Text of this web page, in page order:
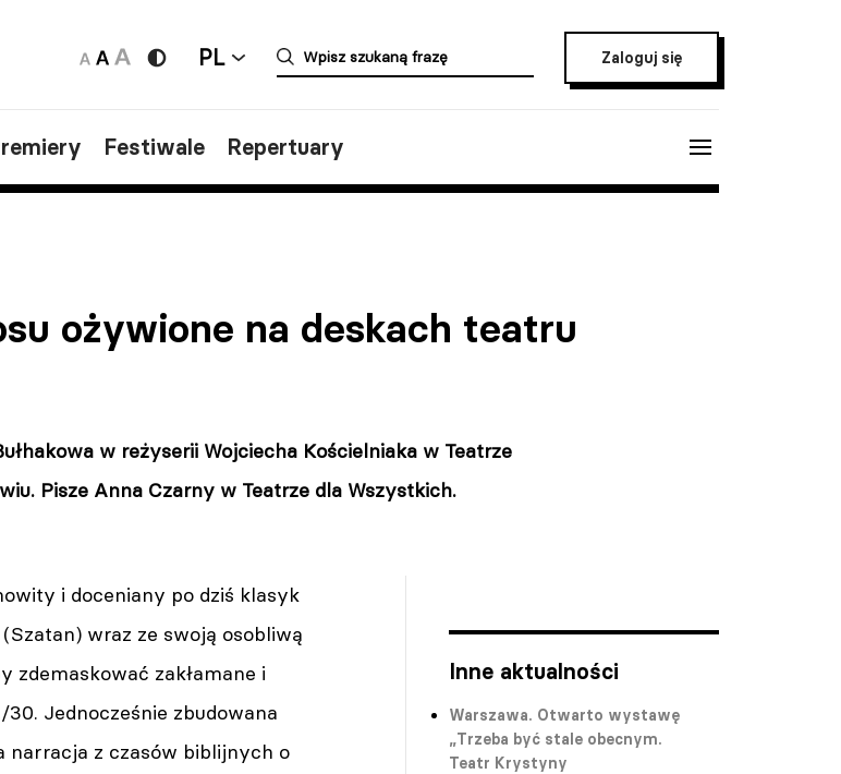
PL Zaloguj się
Festiwale Repertuary
ożywione na deskach teatru
w reżyserii Wojciecha Kościelniaka w Teatrze
Pisze Anna Czarny w Teatrze dla Wszystkich.
Inne aktualności
Warszawa. Otwarto wystawę
„Trzeba być stale obecnym.
Teatr Krystyny
i doceniany po dziś klasyk
wraz ze swoją osobliwą
zdemaskować zakłamane i
Jednocześnie zbudowana
narracja z czasów biblijnych o